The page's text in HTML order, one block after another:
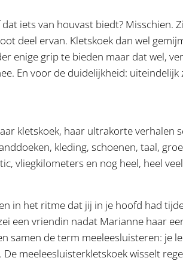
iets van houvast biedt? Misschien.
deel ervan. Kletskoek dan wel
enige grip te bieden maar dat wel,
En voor de duidelijkheid:
kletskoek, haar ultrakorte verhalen
kleding, schoenen, taal,
vliegkilometers en nog heel, heel
in het ritme dat jij in je hoofd had
een vriendin nadat Marianne haar
samen de term meeleesluisteren: je
meeleesluisterkletskoek wisselt